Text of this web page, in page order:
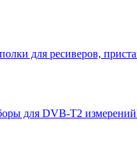
для ресиверов,
для DVB-T2 измерений